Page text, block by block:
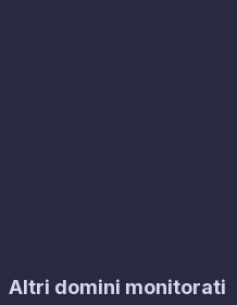
Altri domini monitorati